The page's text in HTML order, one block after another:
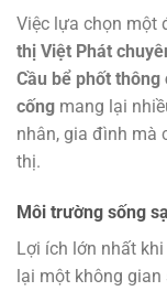
Việc lựa chọn một
thị Việt Phát
Cầu bể phốt
cống mang lại
nhân, gia đình mà
thị.
Môi trường sống
Lợi ích lớn nhất
lại một không gian